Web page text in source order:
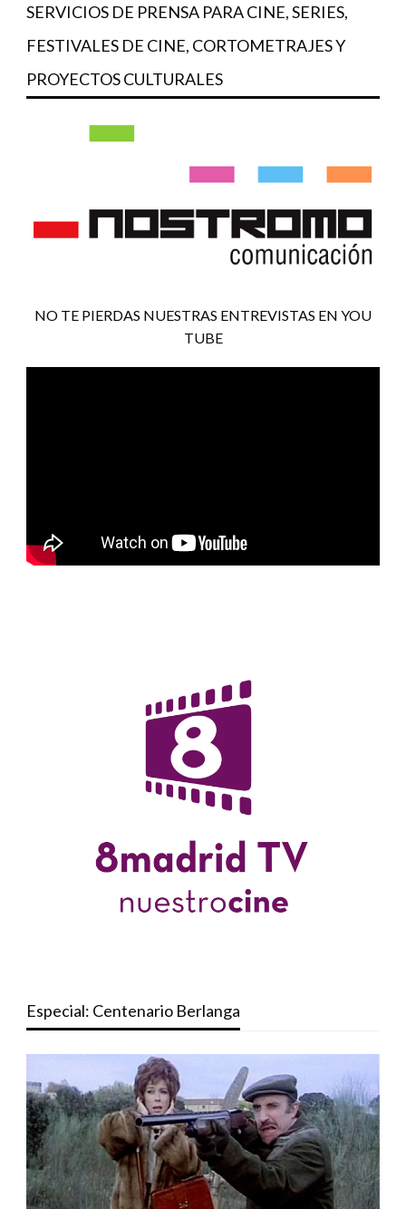
SERVICIOS DE PRENSA PARA CINE, SERIES,
FESTIVALES DE CINE, CORTOMETRAJES Y
PROYECTOS CULTURALES
NO TE PIERDAS NUESTRAS ENTREVISTAS EN YOU
TUBE
Especial: Centenario Berlanga